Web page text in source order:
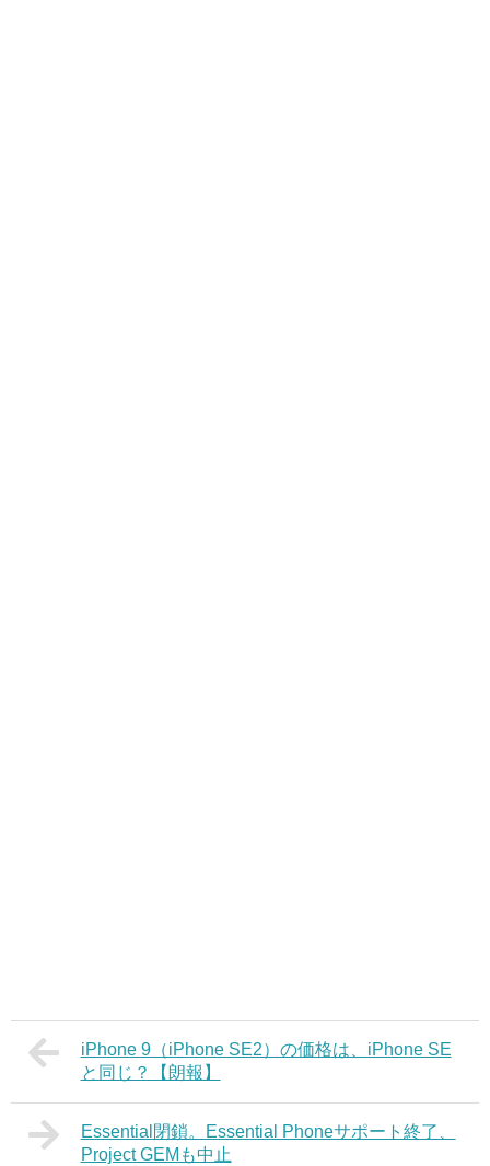
iPhone 9（iPhone SE2）の価格は、iPhone SE
と同じ？【朗報】
Essential閉鎖。Essential Phoneサポート終了、
Project GEMも中止